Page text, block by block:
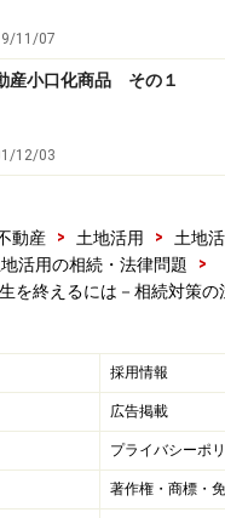
から、正直に完璧な申
方がおられました。充
、やはり気が付かない
れなどがあり、2箇所ほ
大量の国債や金（きん
という多額の追徴を受け
を巻くほど優秀です。
には慣れており、すべ
、正しく申告すること
11/07
産小口化商品 その１
12/03
動産 > 土地活用 > 土地
活用の相続・法律問題
>
を終えるには－相続対策の
採用情報
広告掲載
プライバシーポ
著作権・商標・